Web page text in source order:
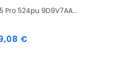
Pro 524pu 9D9V7AA...
Prix€